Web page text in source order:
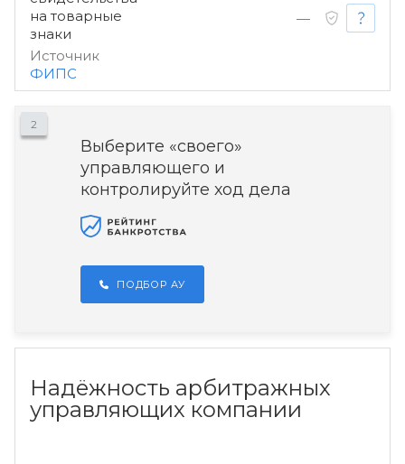
на товарные
знаки
Источник
ФИПС
—
2
Выберите «своего»
управляющего и
контролируйте ход дела
ПОДБОР АУ
Надёжность арбитражных
управляющих компании